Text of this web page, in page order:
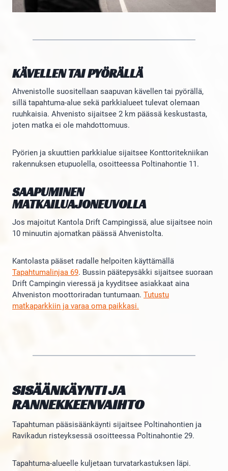
KÄVELLEN TAI PYÖRÄLLÄ
Ahvenistolle suositellaan saapuvan kävellen tai pyörällä,
sillä tapahtuma-alue sekä parkkialueet tulevat olemaan
ruuhkaisia. Ahvenisto sijaitsee 2 km päässä keskustasta,
joten matka ei ole mahdottomuus.
Pyörien ja skuuttien parkkialue sijaitsee Konttoritekniikan
rakennuksen etupuolella, osoitteessa Poltinahontie 11.
SAAPUMINEN
MATKAILUAJONEUVOLLA
Jos majoitut Kantola Drift Campingissä, alue sijaitsee noin
10 minuutin ajomatkan päässä Ahvenistolta.
Kantolasta pääset radalle helpoiten käyttämällä
Tapahtumalinjaa 69. Bussin päätepysäkki sijaitsee suoraan
Drift Campingin vieressä ja kyyditsee asiakkaat aina
Ahveniston moottoriradan tuntumaan. Tutustu
matkaparkkiin ja varaa oma paikkasi.
SISÄÄNKÄYNTI JA
RANNEKKEENVAIHTO
Tapahtuman pääsisäänkäynti sijaitsee Poltinahontien ja
Ravikadun risteyksessä osoitteessa Poltinahontie 29.
Tapahtuma-alueelle kuljetaan turvatarkastuksen läpi.